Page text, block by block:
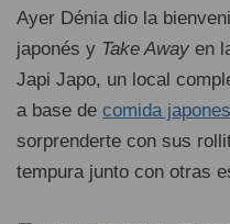
Ayer Dénia dio la
japonés y Take Away en
Japi Japo, un local
a base de comida
sorprenderte con sus
tempura junto con otras